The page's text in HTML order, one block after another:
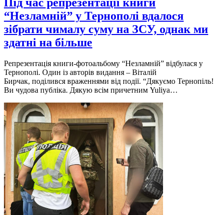
Під час репрезентації книги
“Незламній” у Тернополі вдалося
зібрати чималу суму на ЗСУ, однак ми
здатні на більше
Репрезентацiя книги-фотоальбому “Незламнiй” вiдбулася у
Тернополi. Один iз авторiв видання – Вiталiй
Бирчак, подiлився враженнями вiд подiї. “Дякуємо Тернопiль!
Ви чудова публiка. Дякую всiм причетним Yuliya…